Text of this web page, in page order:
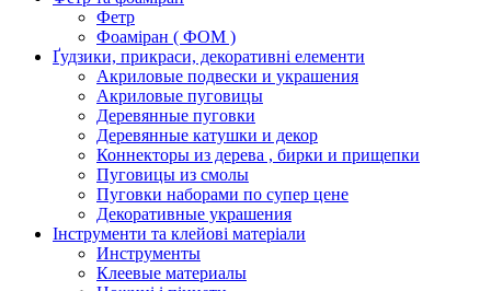
Фетр
Фоаміран ( ФОМ )
Ґудзики, прикраси, декоративні елементи
Акриловые подвески и украшения
Акриловые пуговицы
Деревянные пуговки
Деревянные катушки и декор
Коннекторы из дерева , бирки и прищепки
Пуговицы из смолы
Пуговки наборами по супер цене
Декоративные украшения
Інструменти та клейові матеріали
Инструменты
Клеевые материалы